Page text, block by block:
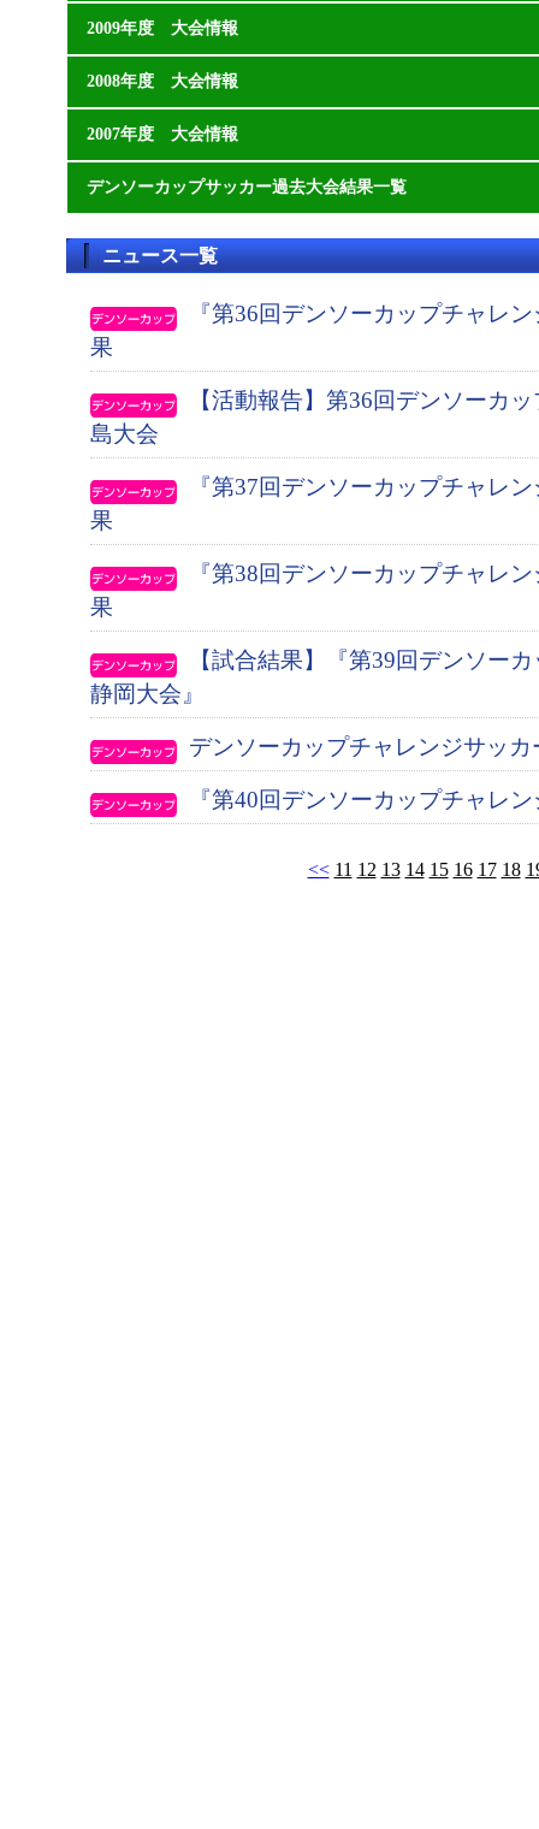
2009年度 大会情報
2008年度 大会情報
2007年度 大会情報
デンソーカップサッカー過去大会結果一覧
ニュース一覧
『第36回デンソーカップチャレ
果
【活動報告】第36回デンソーカ
島大会
『第37回デンソーカップチャレ
果
『第38回デンソーカップチャレ
果
【試合結果】『第39回デンソー
静岡大会』
デンソーカップチャレンジサッ
『第40回デンソーカップチャレ
<< 11 12 13 14 15 16 17 18